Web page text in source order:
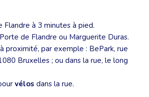
Flandre à 3 minutes à pied.
de Flandre ou Marguerite Duras.
proximité, par exemple : BePark, rue
Bruxelles ; ou dans la rue, le long
vélos dans la rue.